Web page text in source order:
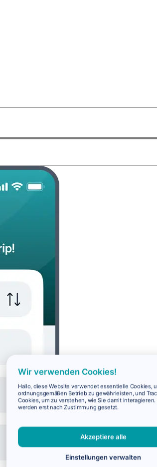
Wir verwenden Cookies!
Hallo, diese Website verwendet essentielle Cookies,
ordnungsgemäßen Betrieb zu gewährleisten, und
Cookies, um zu verstehen, wie Sie damit interagieren.
werden erst nach Zustimmung gesetzt.
Akzeptiere alle
Einstellungen verwalten